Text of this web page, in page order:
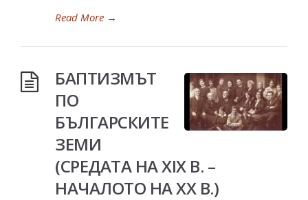
Read More →
БАПТИЗМЪТ
ПО
БЪЛГАРСКИТЕ
ЗЕМИ
(СРЕДАТА НА ХІХ В. –
НАЧАЛОТО НА ХХ В.)